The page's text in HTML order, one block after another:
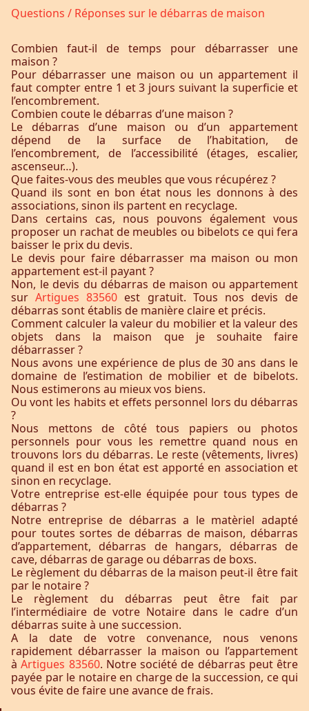
Questions / Réponses sur le débarras de maison
Combien faut-il de temps pour débarrasser une
maison ?
Pour débarrasser une maison ou un appartement il
faut compter entre 1 et 3 jours suivant la superficie et
l’encombrement.
Combien coute le débarras d’une maison ?
Le débarras d’une maison ou d’un appartement
dépend de la surface de l’habitation, de
l’encombrement, de l’accessibilité (étages, escalier,
ascenseur…).
Que faites-vous des meubles que vous récupérez ?
Quand ils sont en bon état nous les donnons à des
associations, sinon ils partent en recyclage.
Dans certains cas, nous pouvons également vous
proposer un rachat de meubles ou bibelots ce qui fera
baisser le prix du devis.
Le devis pour faire débarrasser ma maison ou mon
appartement est-il payant ?
Non, le devis du débarras de maison ou appartement
surArtigues 83560 est gratuit. Tous nos devis de
débarras sont établis de manière claire et précis.
Comment calculer la valeur du mobilier et la valeur des
objets dans la maison que je souhaite faire
débarrasser ?
Nous avons une expérience de plus de 30 ans dans le
domaine de l’estimation de mobilier et de bibelots.
Nous estimerons au mieux vos biens.
Ou vont les habits et effets personnel lors du débarras
?
Nous mettons de côté tous papiers ou photos
personnels pour vous les remettre quand nous en
trouvons lors du débarras. Le reste (vêtements, livres)
quand il est en bon état est apporté en association et
sinon en recyclage.
Votre entreprise est-elle équipée pour tous types de
débarras ?
Notre entreprise de débarras a le matèriel adapté
pour toutes sortes de débarras de maison, débarras
d’appartement, débarras de hangars, débarras de
cave, débarras de garage ou débarras de boxs.
Le règlement du débarras de la maison peut-il être fait
par le notaire ?
Le règlement du débarras peut être fait par
l’intermédiaire de votre Notaire dans le cadre d’un
débarras suite à une succession.
A la date de votre convenance, nous venons
rapidement débarrasser la maison ou l’appartement
àArtigues 83560. Notre société de débarras peut être
payée par le notaire en charge de la succession, ce qui
vous évite de faire une avance de frais.